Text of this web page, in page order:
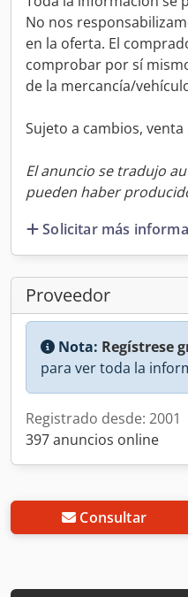
No nos
en la oferta. El
comprobar por sí
de la mercancía/
Sujeto a cambios,
El anuncio se tradujo
pueden haber
Solicitar más
Proveedor
Nota: Regístrese
para ver toda la
Registrado desde: 2001
397 anuncios online
Consultar